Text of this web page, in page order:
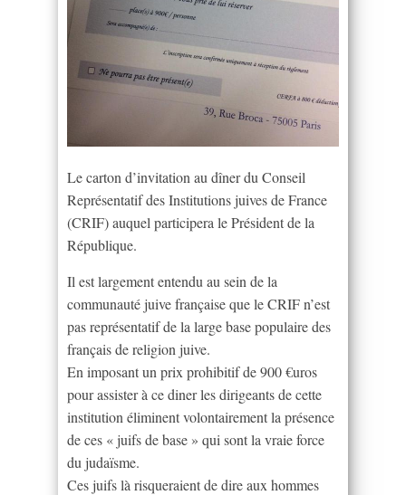
Le carton d’invitation au dîner du Conseil
Représentatif des Institutions juives de France
(CRIF) auquel participera le Président de la
République.
Il est largement entendu au sein de la
communauté juive française que le CRIF n’est
pas représentatif de la large base populaire des
français de religion juive.
En imposant un prix prohibitif de 900 €uros
pour assister à ce diner les dirigeants de cette
institution éliminent volontairement la présence
de ces « juifs de base » qui sont la vraie force
du judaïsme.
Ces juifs là risqueraient de dire aux hommes